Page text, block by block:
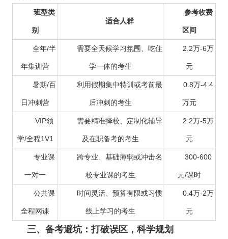
班型类
别
适合人群
参考收费
区间
全年/半
年集训营
需要全天候学习氛围、吃住
学一体的考生
2.2万-6万
元
暑期/百
日冲刺营
利用假期集中特训或考前最
后冲刺的考生
0.8万-4.4
万元
VIP领
学/全程1V1
需要精准择校、定制化辅导
及在职备考的考生
2.2万-5万
元
专业课
一对一
跨专业、基础薄弱或冲击名
校专业课的考生
300-600
元/课时
公共课
全程网课
时间灵活、预算有限或习惯
线上学习的考生
0.4万-2万
元
三、备考避坑：打破误区，科学规划